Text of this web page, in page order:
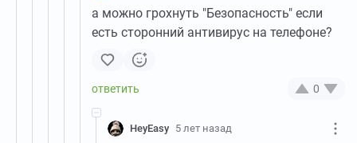
а можно грохнуть "Безопасность" если
есть сторонний антивирус на телефоне?
0
HeyEasy 5 лет назад